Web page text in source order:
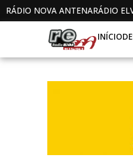
RÁDIO NOVA ANTENARÁDIO
INÍCIO